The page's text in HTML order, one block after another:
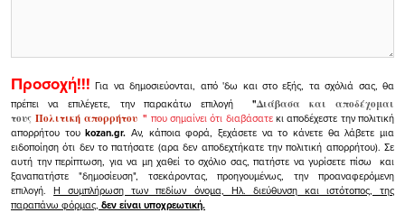
Προσοχή!!! Για να δημοσιεύονται, από 'δω και στο εξής, τα σχόλιά σας, θα
πρέπει να επιλέγετε, την παρακάτω επιλογή
"Διάβασα και αποδέχομαι
τουςΠολιτική απορρήτου" που σημαίνει ότι διαβάσατεκι αποδέχεστε την πολιτική
απορρήτου τουkozan.gr. Αν, κάποια φορά, ξεχάσετε να το κάνετε θα λάβετε μια
ειδοποίηση ότι δεν το πατήσατε (αρα δεν αποδεχτήκατε την πολιτική απορρήτου). Σε
αυτή την περίπτωση, για να μη χαθεί το σχόλιο σας, πατήστε να γυρίσετε πίσω και
ξαναπατήστε "δημοσίευση", τσεκάροντας, προηγουμένως, την προαναφερόμενη
επιλογή.Η συμπλήρωση των πεδίων όνομα, Ηλ. διεύθυνση και ιστότοπος, της
παραπάνω φόρμας, δεν είναι υποχρεωτική.